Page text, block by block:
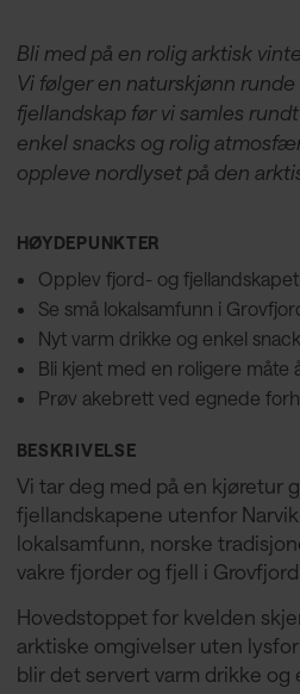
Bli med på en rolig arktisk
Vi følger en naturskjønn
fjellandskap før vi samles
enkel snacks og rolig
oppleve nordlyset på den
HØYDEPUNKTER
Opplev fjord- og
Se små lokalsamfunn i
Nyt varm drikke og enkel
Bli kjent med en roligere måte
Prøv akebrett ved egnede
BESKRIVELSE
Vi tar deg med på en kjøretur
fjellandskapene utenfor
lokalsamfunn, norske
vakre fjorder og fjell i
Hovedstoppet for kvelden
arktiske omgivelser uten
blir det servert varm drikke og